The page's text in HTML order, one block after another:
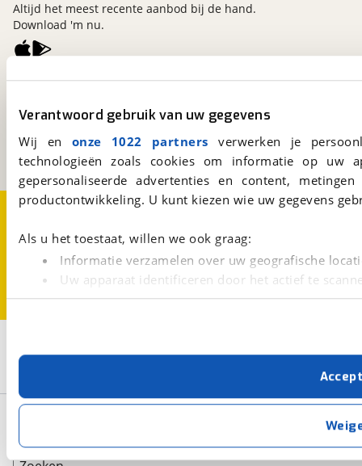
Verantwoord gebruik van uw gegevens
Wij en onze 1022 partners verwerken je
technologieën zoals cookies om informatie op
gepersonaliseerde advertenties en content,
productontwikkeling. U kunt kiezen wie uw gegevens
Als u het toestaat, willen we ook graag:
Informatie verzamelen over uw geografische
Uw apparaat identificeren door het actief te
Lees meer over hoe uw persoonlijke gegevens worden
Met cookies en vergelijkbare technieken zorgen we
cookies zorgen ervoor dat de website goed werkt.
verbeteren. We tonen je graag relevante advertenties
buiten onze website volgt – uiteraard op
privacyverklaring
. Als je weigert, plaatsen we alleen
kun je later altijd aanpassen via devoorkeurenpagina.
Kosterijland15
3981 AJ Bunnik
Een initiatief van
BOVAG
Altijd het meest recente aanbod bij de hand.
Download 'm nu.
Over viaBOVAG.nlDisclaimer- en Privacyverklaring